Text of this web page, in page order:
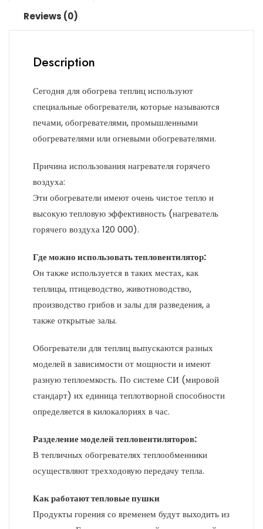
Reviews (0)
Description
Сегодня для обогрева теплиц используют
специальные обогреватели, которые называются
печами, обогревателями, промышленными
обогревателями или огневыми обогревателями.
Причина использования нагревателя горячего
воздуха:
Эти обогреватели имеют очень чистое тепло и
высокую тепловую эффективность (нагреватель
горячего воздуха 120 000).
Где можно использовать тепловентилятор:
Он также используется в таких местах, как
теплицы, птицеводство, животноводство,
производство грибов и залы для разведения, а
также открытые залы.
Обогреватели для теплиц выпускаются разных
моделей в зависимости от мощности и имеют
разную теплоемкость. По системе СИ (мировой
стандарт) их единица теплотворной способности
определяется в килокалориях в час.
Разделение моделей тепловентиляторов:
В тепличных обогревателях теплообменники
осуществляют трехходовую передачу тепла.
Как работают тепловые пушки
Продукты горения со временем будут выходить из